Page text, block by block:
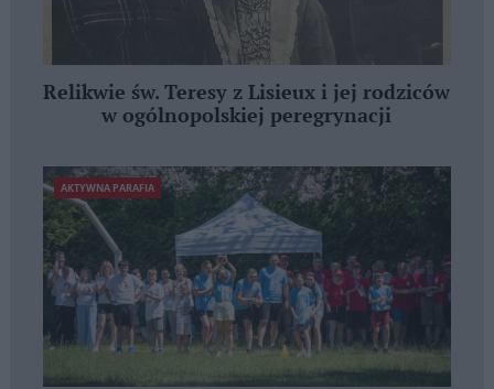
Relikwie św. Teresy z Lisieux i jej rodziców
w ogólnopolskiej peregrynacji
AKTYWNA PARAFIA